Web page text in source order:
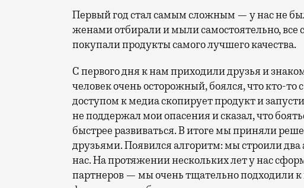
Первый год стал самым сложным — у нас не
женами отбирали и мыли самостоятельно, все
покупали продукты самого лучшего качества.
С первого дня к нам приходили друзья и
человек очень осторожный, боялся, что кто-
доступом к медиа скопирует продукт и
не поддержал мои опасения и сказал, что
быстрее развиваться. В итоге мы приняли
друзьями. Появился алгоритм: мы строили
нас. На протяжении нескольких лет у нас
партнеров — мы очень тщательно подходили к